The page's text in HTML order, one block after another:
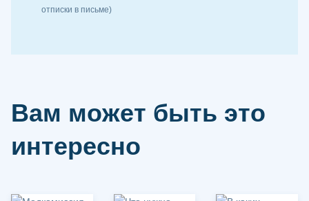
отписки в письме)
Вам может быть это
интересно